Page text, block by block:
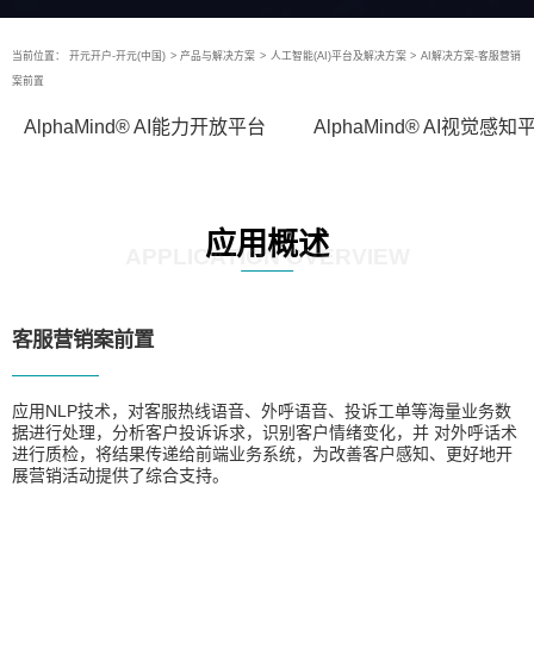
当前位置： 开元开户-开元(中国) > 产品与解决方案 > 人工智能(AI)平台及解决方案 > AI解决方案-客服营销
案前置
AlphaMind® AI能力开放平台 AlphaMind® AI视觉感知
应用概述
APPLICATION OVERVIEW
客服营销案前置
应用NLP技术，对客服热线语音、外呼语音、投诉工单等海量业务数
据进行处理，分析客户投诉诉求，识别客户情绪变化，并 对外呼话术
进行质检，将结果传递给前端业务系统，为改善客户感知、更好地开
展营销活动提供了综合支持。